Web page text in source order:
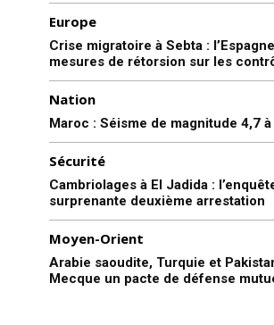
Europe
Crise migratoire à Sebta :
mesures de rétorsion sur les
Nation
Maroc : Séisme de magnitude 4,7
Sécurité
Cambriolages à El Jadida :
surprenante deuxième arrestation
Moyen-Orient
Arabie saoudite, Turquie et
Mecque un pacte de défense